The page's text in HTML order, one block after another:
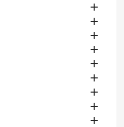








